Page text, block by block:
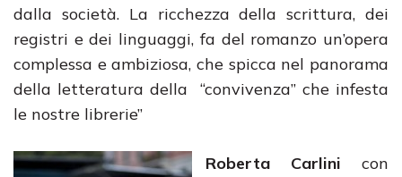
dalla società. La ricchezza della scrittura, dei
registri e dei linguaggi, fa del romanzo un’opera
complessa e ambiziosa, che spicca nel panorama
della letteratura della “convivenza” che infesta
le nostre librerie”
Roberta Carlini con